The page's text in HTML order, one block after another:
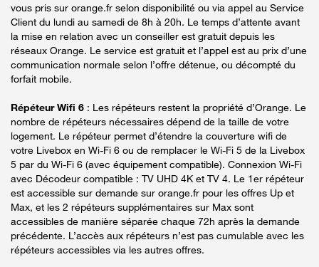
vous pris sur orange.fr selon disponibilité ou via appel au Service
Client du lundi au samedi de 8h à 20h. Le temps d’attente avant
la mise en relation avec un conseiller est gratuit depuis les
réseaux Orange. Le service est gratuit et l’appel est au prix d’une
communication normale selon l’offre détenue, ou décompté du
forfait mobile.
Répéteur Wifi 6 : Les répéteurs restent la propriété d’Orange. Le
nombre de répéteurs nécessaires dépend de la taille de votre
logement. Le répéteur permet d’étendre la couverture wifi de
votre Livebox en Wi-Fi 6 ou de remplacer le Wi-Fi 5 de la Livebox
5 par du Wi-Fi 6 (avec équipement compatible). Connexion Wi-Fi
avec Décodeur compatible : TV UHD 4K et TV 4. Le 1er répéteur
est accessible sur demande sur orange.fr pour les offres Up et
Max, et les 2 répéteurs supplémentaires sur Max sont
accessibles de manière séparée chaque 72h après la demande
précédente. L’accès aux répéteurs n’est pas cumulable avec les
répéteurs accessibles via les autres offres.